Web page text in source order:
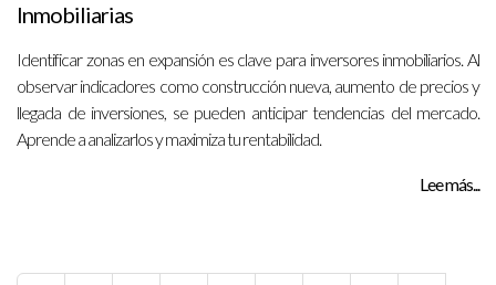
Inmobiliarias
Identificar zonas en expansión es clave para inversores inmobiliarios. Al
observar indicadores como construcción nueva, aumento de precios y
llegada de inversiones, se pueden anticipar tendencias del mercado.
Aprende a analizarlos y maximiza tu rentabilidad.
Lee más...